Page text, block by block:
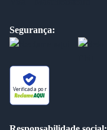
Segurança:
Verificada por